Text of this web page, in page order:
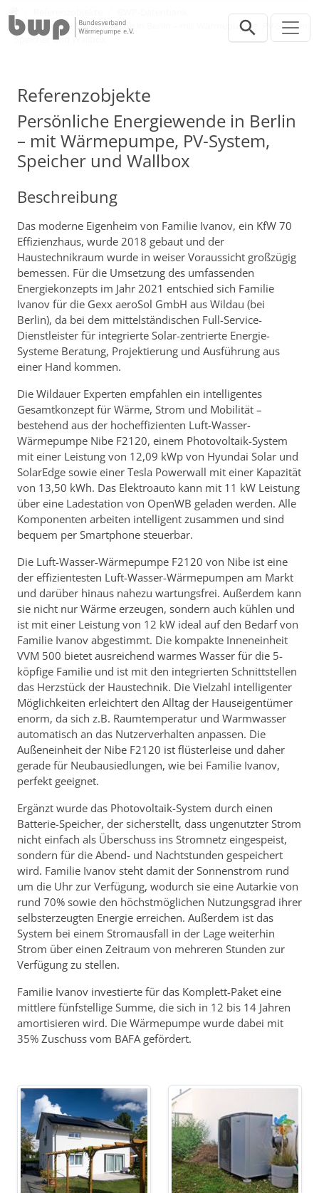
Persönliche Energiewende in Berlin – mit Wärmepumpe, PV-System,
Speicher und Wallbox
Referenzobjekte
Persönliche Energiewende in Berlin
– mit Wärmepumpe, PV-System,
Speicher und Wallbox
Beschreibung
Das moderne Eigenheim von Familie Ivanov, ein KfW 70
Effizienzhaus, wurde 2018 gebaut und der
Haustechnikraum wurde in weiser Voraussicht großzügig
bemessen. Für die Umsetzung des umfassenden
Energiekonzepts im Jahr 2021 entschied sich Familie
Ivanov für die Gexx aeroSol GmbH aus Wildau (bei
Berlin), da bei dem mittelständischen Full-Service-
Dienstleister für integrierte Solar-zentrierte Energie-
Systeme Beratung, Projektierung und Ausführung aus
einer Hand kommen.
Die Wildauer Experten empfahlen ein intelligentes
Gesamtkonzept für Wärme, Strom und Mobilität –
bestehend aus der hocheffizienten Luft-Wasser-
Wärmepumpe Nibe F2120, einem Photovoltaik-System
mit einer Leistung von 12,09 kWp von Hyundai Solar und
SolarEdge sowie einer Tesla Powerwall mit einer Kapazität
von 13,50 kWh. Das Elektroauto kann mit 11 kW Leistung
über eine Ladestation von OpenWB geladen werden. Alle
Komponenten arbeiten intelligent zusammen und sind
bequem per Smartphone steuerbar.
Die Luft-Wasser-Wärmepumpe F2120 von Nibe ist eine
der effizientesten Luft-Wasser-Wärmepumpen am Markt
und darüber hinaus nahezu wartungsfrei. Außerdem kann
sie nicht nur Wärme erzeugen, sondern auch kühlen und
ist mit einer Leistung von 12 kW ideal auf den Bedarf von
Familie Ivanov abgestimmt. Die kompakte Inneneinheit
VVM 500 bietet ausreichend warmes Wasser für die 5-
köpfige Familie und ist mit den integrierten Schnittstellen
das Herzstück der Haustechnik. Die Vielzahl intelligenter
Möglichkeiten erleichtert den Alltag der Hauseigentümer
enorm, da sich z.B. Raumtemperatur und Warmwasser
automatisch an das Nutzerverhalten anpassen. Die
Außeneinheit der Nibe F2120 ist flüsterleise und daher
gerade für Neubausiedlungen, wie bei Familie Ivanov,
perfekt geeignet.
Ergänzt wurde das Photovoltaik-System durch einen
Batterie-Speicher, der sicherstellt, dass ungenutzter Strom
nicht einfach als Überschuss ins Stromnetz eingespeist,
sondern für die Abend- und Nachtstunden gespeichert
wird. Familie Ivanov steht damit der Sonnenstrom rund
um die Uhr zur Verfügung, wodurch sie eine Autarkie von
rund 70% sowie den höchstmöglichen Nutzungsgrad ihrer
selbsterzeugten Energie erreichen. Außerdem ist das
System bei einem Stromausfall in der Lage weiterhin
Strom über einen Zeitraum von mehreren Stunden zur
Verfügung zu stellen.
Familie Ivanov investierte für das Komplett-Paket eine
mittlere fünfstellige Summe, die sich in 12 bis 14 Jahren
amortisieren wird. Die Wärmepumpe wurde dabei mit
35% Zuschuss vom BAFA gefördert.